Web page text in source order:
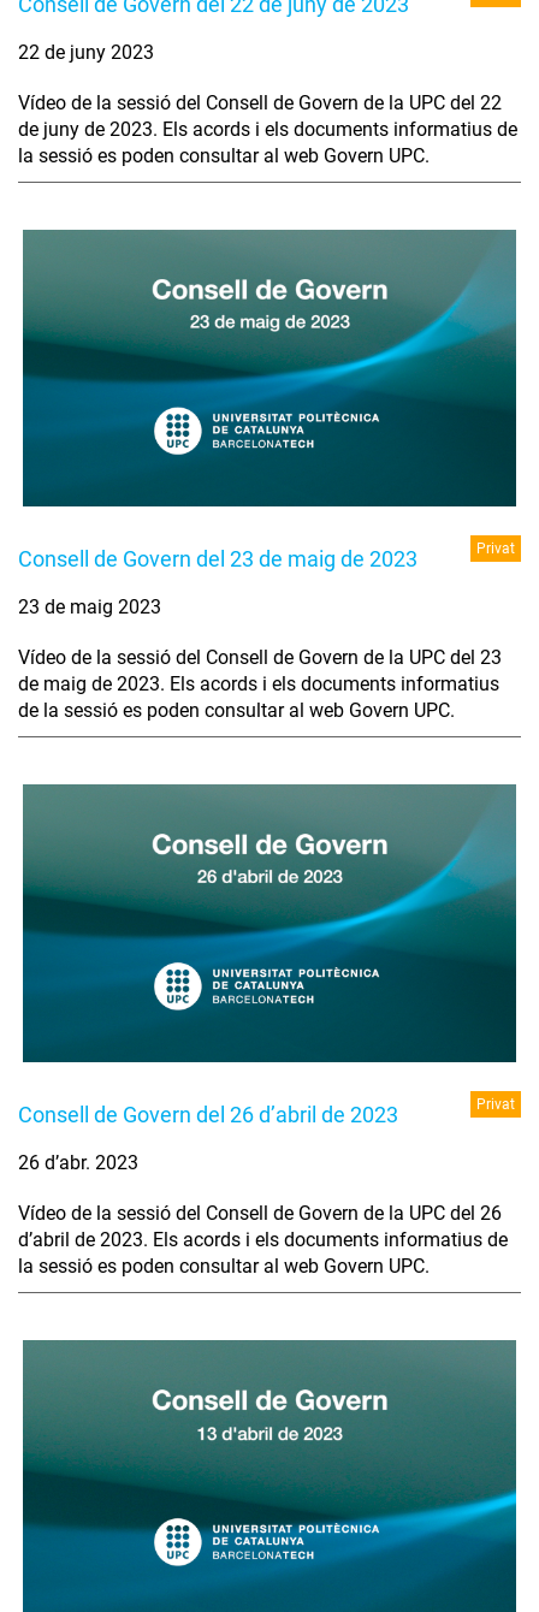
22 de juny 2023
Vídeo de la sessió del Consell de Govern de la UPC del 22
de juny de 2023. Els acords i els documents informatius de
la sessió es poden consultar al web Govern UPC.
Consell de Govern del 23 de maig de 2023 Privat
23 de maig 2023
Vídeo de la sessió del Consell de Govern de la UPC del 23
de maig de 2023. Els acords i els documents informatius
de la sessió es poden consultar al web Govern UPC.
Consell de Govern del 26 d’abril de 2023 Privat
26 d’abr. 2023
Vídeo de la sessió del Consell de Govern de la UPC del 26
d’abril de 2023. Els acords i els documents informatius de
la sessió es poden consultar al web Govern UPC.